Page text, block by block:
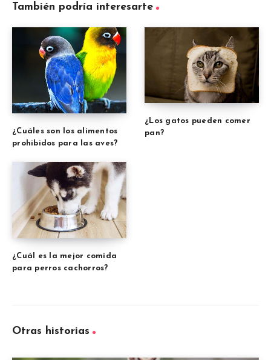
También podría interesarte
¿Cuáles son los alimentos
prohibidos para las aves?
¿Los gatos pueden comer
pan?
¿Cuál es la mejor comida
para perros cachorros?
Otras historias